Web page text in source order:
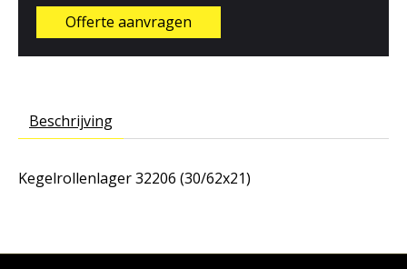
Offerte aanvragen
Beschrijving
Kegelrollenlager 32206 (30/62x21)